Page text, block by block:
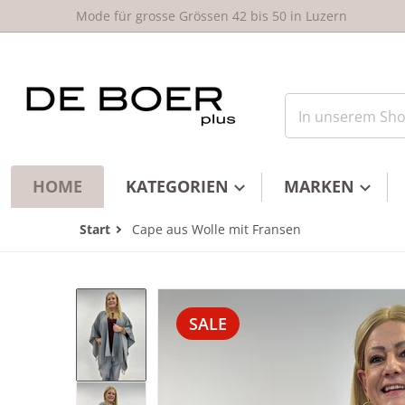
Mode für grosse Grössen 42 bis 50 in Luzern
In unserem
HOME KATEGORIEN MARKEN
Start Cape aus Wolle mit Fransen
SALE